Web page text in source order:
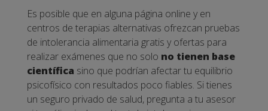
Es posible que en alguna página online y en
centros de terapias alternativas ofrezcan pruebas
de intolerancia alimentaria gratis y ofertas para
realizar exámenes que no solo no tienen base
científica sino que podrían afectar tu equilibrio
psicofísico con resultados poco fiables. Si tienes
un seguro privado de salud, pregunta a tu asesor